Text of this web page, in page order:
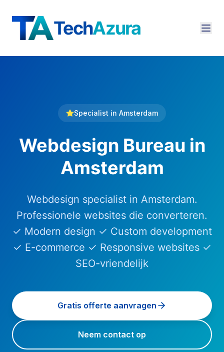
TechAzura
Specialist in Amsterdam
Webdesign Bureau in
Amsterdam
Webdesign specialist in Amsterdam.
Professionele websites die converteren.
✓ Modern design ✓ Custom development
✓ E-commerce ✓ Responsive websites ✓
SEO-vriendelijk
Gratis offerte aanvragen
Neem contact op